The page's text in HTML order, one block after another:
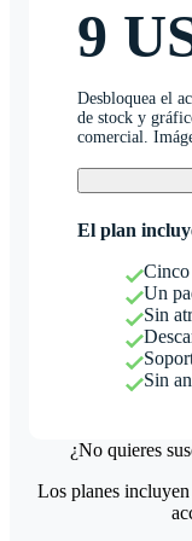
9
Desbloquea el
de stock y
comercial.
El plan
Cinco
Un
Sin
Sin
¿No quieres
Los planes incluyen